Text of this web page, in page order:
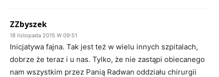
ZZbyszek
18 listopada 2015 W 09:51
Inicjatywa fajna. Tak jest też w wielu innych szpitalach,
dobrze że teraz i u nas. Tylko, że nie zastąpi obiecanego
nam wszystkim przez Panią Radwan oddziału chirurgii